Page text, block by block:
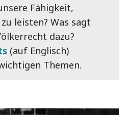
Fähigkeit,
leisten? Was sagt
dazu?
(auf Englisch)
Themen.